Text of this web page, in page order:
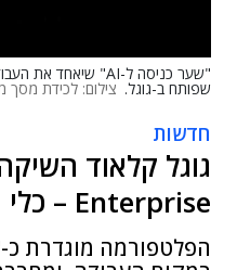
שפותח ב-גוגל. צילום: לכידת מסך
חדשות
Enterprise – כלי AI לארגון העבודה